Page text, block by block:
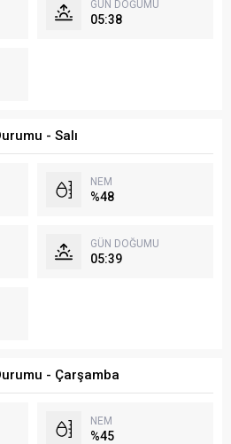
GÜN DOĞUMU
05:38
- Salı
NEM
%48
GÜN DOĞUMU
05:39
- Çarşamba
NEM
%45